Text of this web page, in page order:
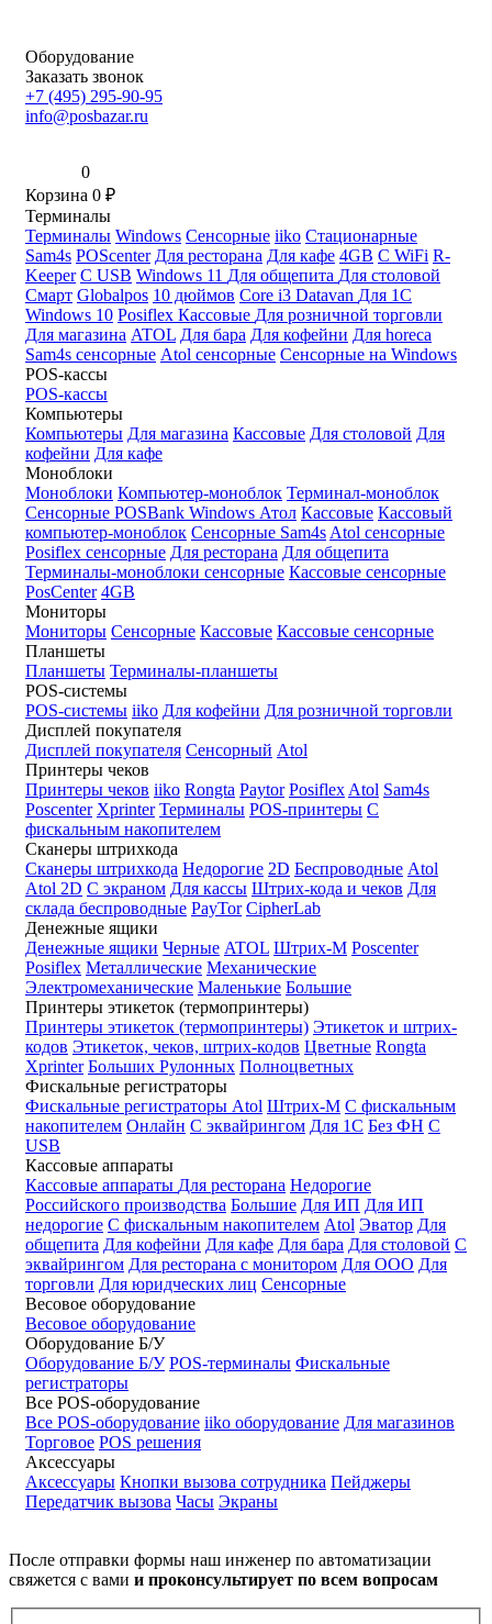
Оборудование
Заказать звонок
+7 (495) 295-90-95
info@posbazar.ru
0
Корзина 0 ₽
Терминалы
Терминалы Windows Сенсорные iiko Стационарные
Sam4s POScenter Для ресторана Для кафе 4GB С WiFi R-
Keeper С USB Windows 11 Для общепита Для столовой
Смарт Globalpos 10 дюймов Core i3 Datavan Для 1С
Windows 10 Posiflex Кассовые Для розничной торговли
Для магазина ATOL Для бара Для кофейни Для horeca
Sam4s сенсорные Atol сенсорные Сенсорные на Windows
POS-кассы
POS-кассы
Компьютеры
Компьютеры Для магазина Кассовые Для столовой Для
кофейни Для кафе
Моноблоки
Моноблоки Компьютер-моноблок Терминал-моноблок
Сенсорные POSBank Windows Атол Кассовые Кассовый
компьютер-моноблок Сенсорные Sam4s Atol сенсорные
Posiflex сенсорные Для ресторана Для общепита
Терминалы-моноблоки сенсорные Кассовые сенсорные
PosCenter 4GB
Мониторы
Мониторы Сенсорные Кассовые Кассовые сенсорные
Планшеты
Планшеты Терминалы-планшеты
POS-системы
POS-системы iiko Для кофейни Для розничной торговли
Дисплей покупателя
Дисплей покупателя Сенсорный Atol
Принтеры чеков
Принтеры чеков iiko Rongta Paytor Posiflex Atol Sam4s
Poscenter Xprinter Терминалы POS-принтеры С
фискальным накопителем
Сканеры штрихкода
Сканеры штрихкода Недорогие 2D Беспроводные Atol
Atol 2D С экраном Для кассы Штрих-кода и чеков Для
склада беспроводные PayTor CipherLab
Денежные ящики
Денежные ящики Черные ATOL Штрих-М Poscenter
Posiflex Металлические Механические
Электромеханические Маленькие Большие
Принтеры этикеток (термопринтеры)
Принтеры этикеток (термопринтеры) Этикеток и штрих-
кодов Этикеток, чеков, штрих-кодов Цветные Rongta
Xprinter Больших Рулонных Полноцветных
Фискальные регистраторы
Фискальные регистраторы Atol Штрих-М С фискальным
накопителем Онлайн С эквайрингом Для 1С Без ФН С
USB
Кассовые аппараты
Кассовые аппараты Для ресторана Недорогие
Российского производства Большие Для ИП Для ИП
недорогие С фискальным накопителем Atol Эватор Для
общепита Для кофейни Для кафе Для бара Для столовой С
эквайрингом Для ресторана с монитором Для ООО Для
торговли Для юридческих лиц Сенсорные
Весовое оборудование
Весовое оборудование
Оборудование Б/У
Оборудование Б/У POS-терминалы Фискальные
регистраторы
Все POS-оборудование
Все POS-оборудование iiko оборудование Для магазинов
Торговое POS решения
Аксессуары
Аксессуары Кнопки вызова сотрудника Пейджеры
Передатчик вызова Часы Экраны
После отправки формы наш инженер по автоматизации
свяжется с вами и проконсультирует по всем вопросам